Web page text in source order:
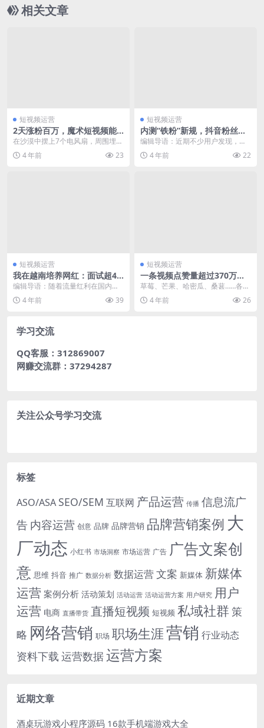
相关文章
短视频运营
2天涨粉百万，魔术短视频能
变出“下一个刘谦”吗？
在沙漠中摆上7个电风扇，周围埋设
1个线圈，等风来再启动发电机，随
后神奇的一幕发生...
4 年前 23
短视频运营
内测“铁粉”新规，抖音粉丝更
值钱了？
编辑导语：近期不少用户发现，抖
音的推送机制出现了新的变化，而
向粉丝推送转变的这一...
4 年前 22
短视频运营
我在越南培养网红：面试超40
个模特后，内心崩溃了
编辑导语：随着流量红利在国内趋
于饱和，很多人纷纷将目光投向东
南亚市场，想在这些国...
4 年前 39
短视频运营
一条视频点赞量超过370万，
治愈系美食为何频出爆款？
草莓、芒果、哈密瓜、桑葚……各类
色彩鲜艳的水果倒入盛满水的透明
盆，发出具有节奏感...
4 年前 26
学习交流
QQ客服：312869007
网赚交流群：37294287
关注公众号学习交流
标签
ASO/ASA SEO/SEM 互联网 产品运营 传播 信息流广
告 内容运营 创意 品牌 品牌营销 品牌营销案例 大
厂动态 小红书 市场洞察 市场运营 广告 广告文案创
意 思维 抖音 推广 数据分析 数据运营文案 新媒体 新媒体
运营 案例分析 活动策划 活动运营 活动运营方案 用户研究 用户
运营 电商 直播带货 直播短视频 短视频 私域社群 策
略 网络营销 职场 职场生涯营销 行业动态
资料下载 运营数据运营方案
近期文章
酒桌玩游戏小程序源码 16款手机端游戏大全